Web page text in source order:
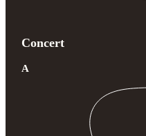
Concert
A